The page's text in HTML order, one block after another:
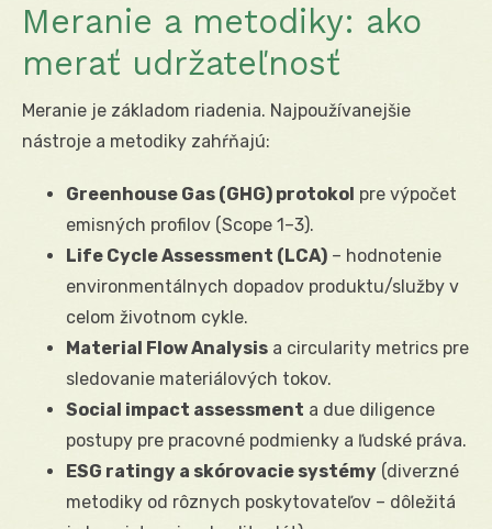
Meranie a metodiky: ako
merať udržateľnosť
Meranie je základom riadenia. Najpoužívanejšie
nástroje a metodiky zahŕňajú:
Greenhouse Gas (GHG) protokol pre výpočet
emisných profilov (Scope 1–3).
Life Cycle Assessment (LCA) – hodnotenie
environmentálnych dopadov produktu/služby v
celom životnom cykle.
Material Flow Analysis a circularity metrics pre
sledovanie materiálových tokov.
Social impact assessment a due diligence
postupy pre pracovné podmienky a ľudské práva.
ESG ratingy a skórovacie systémy (diverzné
metodiky od rôznych poskytovateľov – dôležitá